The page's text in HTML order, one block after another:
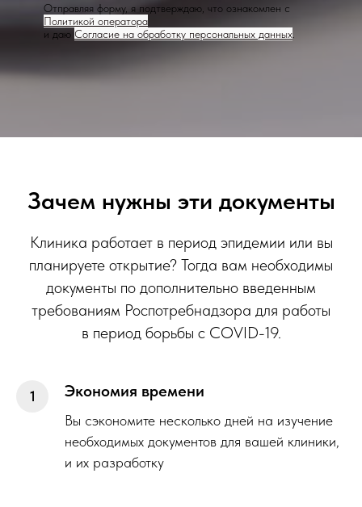
Отправляя форму, я подтверждаю, что ознакомлен с
Политикой оператора
и даю Согласие на обработку персональных данных
Зачем нужны эти документы
Клиника работает в период эпидемии или вы
планируете открытие? Тогда вам необходимы
документы по дополнительно введенным
требованиям Роспотребнадзора для работы
в период борьбы с COVID-19.
Экономия времени
Вы сэкономите несколько дней на изучение
необходимых документов для вашей клиники,
и их разработку